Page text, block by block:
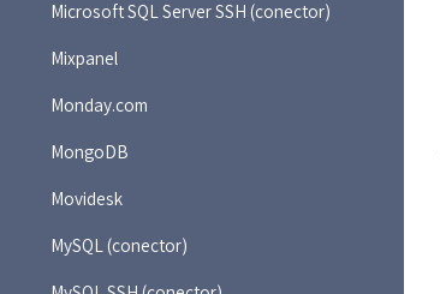
Microsoft SQL Server SSH (conector)
Mixpanel
Monday.com
MongoDB
Movidesk
MySQL (conector)